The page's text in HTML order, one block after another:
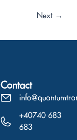
Next →
Contact
+40740 683
683